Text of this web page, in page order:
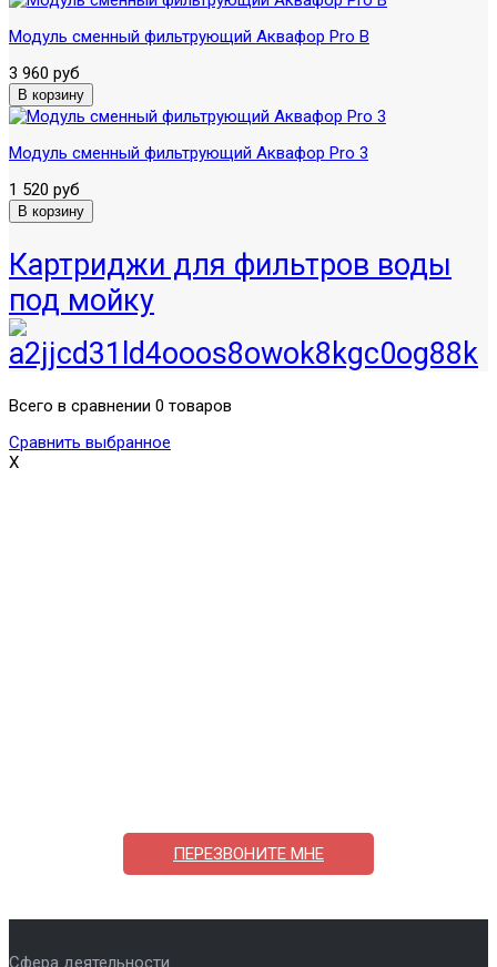
Модуль сменный фильтрующий Аквафор Pro B
3 960 руб
Модуль сменный фильтрующий Аквафор Pro 3
1 520 руб
Картриджи для фильтров воды
под мойку
Всего в сравнении 0 товаров
Сравнить выбранное
X
ПЕРЕЗВОНИТЕ МНЕ